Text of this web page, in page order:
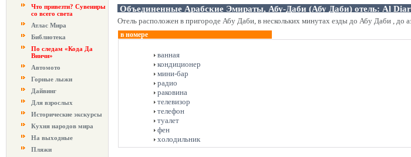
Что привезти? Сувениры
со всего света
Атлас Мира
Библиотека
По следам «Кода Да
Винчи»
Автомото
Горные лыжи
Дайвинг
Для взрослых
Исторические экскурсы
Кухня народов мира
На выходные
Пляжи
Объединенные Арабские Эмираты, Абу-Даби (Абу Даби) отель: Al
Отель расположен в пригороде Абу Даби, в нескольких минутах езды до Абу Даби , до
в номере
ванная
кондиционер
мини-бар
радио
раковина
телевизор
телефон
туалет
фен
холодильник